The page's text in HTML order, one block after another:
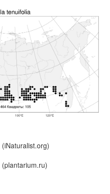
(iNaturalist.org)
(plantarium.ru)